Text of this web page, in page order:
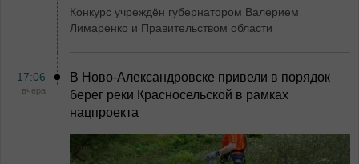
Конкурс учреждён губернатором Валерием
Лимаренко и Правительством области
17:06
вчера
В Ново-Александровске привели в порядок
берег реки Красносельской в рамках
нацпроекта